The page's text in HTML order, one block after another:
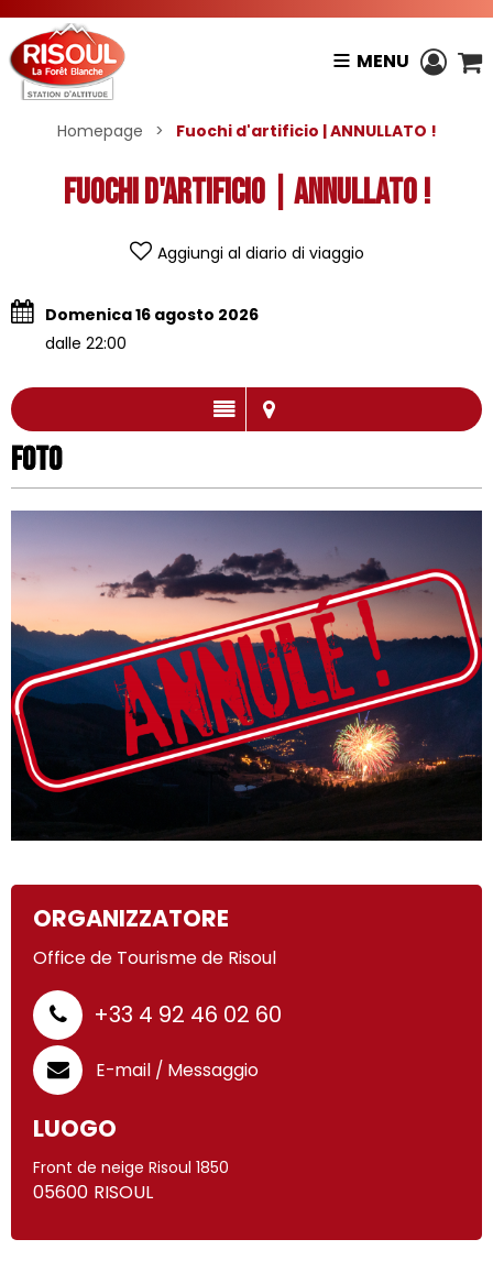
MENU
Homepage > Fuochi d'artificio | ANNULLATO !
Fuochi d'artificio | ANNULLATO !
Aggiungi al diario di viaggio
Domenica 16 agosto 2026
dalle 22:00
Foto
Foto
ORGANIZZATORE
Office de Tourisme de Risoul
+33 4 92 46 02 60
E-mail / Messaggio
LUOGO
Front de neige Risoul 1850
05600 RISOUL